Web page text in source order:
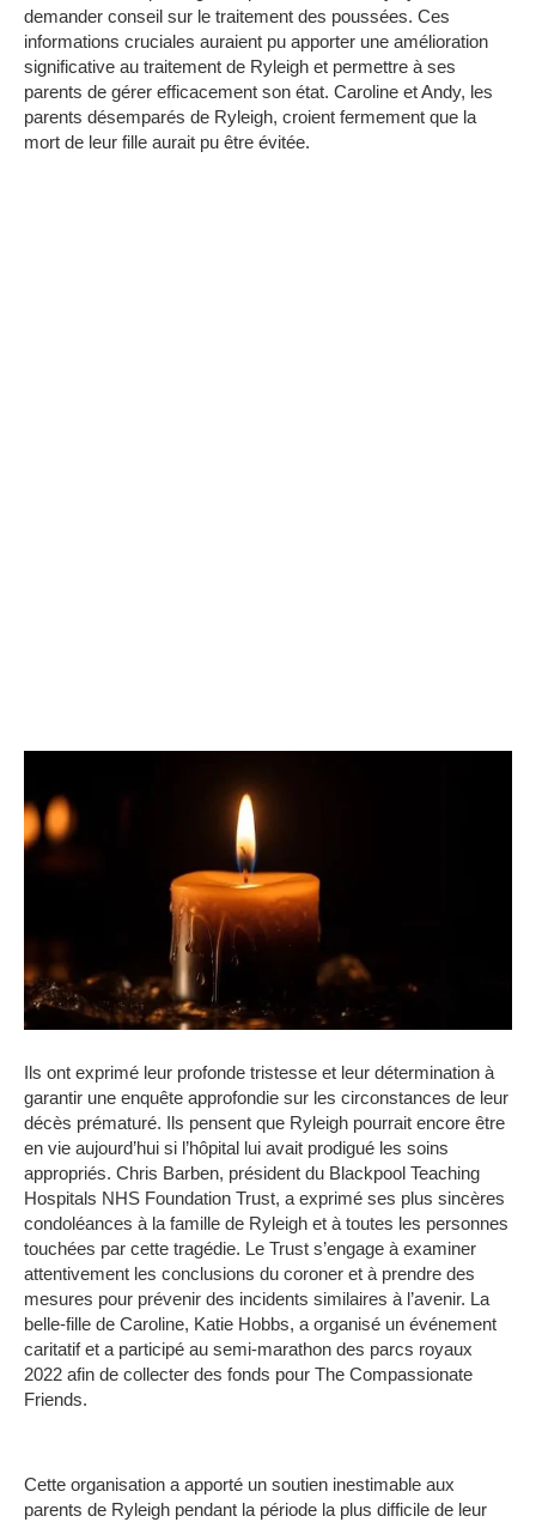
demander conseil sur le traitement des poussées. Ces
informations cruciales auraient pu apporter une amélioration
significative au traitement de Ryleigh et permettre à ses
parents de gérer efficacement son état. Caroline et Andy, les
parents désemparés de Ryleigh, croient fermement que la
mort de leur fille aurait pu être évitée.
Ils ont exprimé leur profonde tristesse et leur détermination à
garantir une enquête approfondie sur les circonstances de leur
décès prématuré. Ils pensent que Ryleigh pourrait encore être
en vie aujourd’hui si l’hôpital lui avait prodigué les soins
appropriés. Chris Barben, président du Blackpool Teaching
Hospitals NHS Foundation Trust, a exprimé ses plus sincères
condoléances à la famille de Ryleigh et à toutes les personnes
touchées par cette tragédie. Le Trust s’engage à examiner
attentivement les conclusions du coroner et à prendre des
mesures pour prévenir des incidents similaires à l’avenir. La
belle-fille de Caroline, Katie Hobbs, a organisé un événement
caritatif et a participé au semi-marathon des parcs royaux
2022 afin de collecter des fonds pour The Compassionate
Friends.
Cette organisation a apporté un soutien inestimable aux
parents de Ryleigh pendant la période la plus difficile de leur